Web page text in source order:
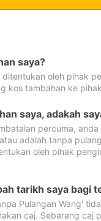
saya?
oleh pihak
kos tambahan ke
saya, adakah
percuma,
adalah tanpa
oleh pihak
tarikh saya bagi
Pulangan Wang'
caj. Sebarang caj